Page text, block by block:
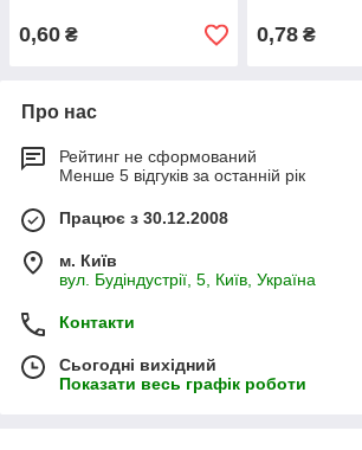
0,60 ₴ 0,78₴
Про нас
Рейтинг не сформований
Менше 5 відгуків за останній рік
Працює з 30.12.2008
м. Київ
вул. Будіндустрії, 5, Київ, Україна
Контакти
Сьогодні вихідний
Показати весь графік роботи